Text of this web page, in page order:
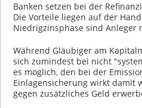
Banken setzen bei der
Die Vorteile liegen auf der
Niedrigzinsphase sind Anleger
Während Gläubiger am
sich zumindest bei nicht
es möglich, den bei der
Einlagensicherung wirkt damit
gegen zusätzliches Geld